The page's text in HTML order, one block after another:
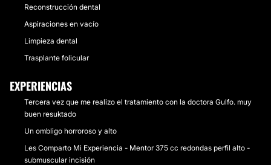
Reconstrucción dental
Aspiraciones en vacío
Limpieza dental
Trasplante folicular
EXPERIENCIAS
Tercera vez que me realizo el tratamiento con la doctora Gulfo. muy
buen resuktado
Un ombligo horroroso y alto
Les Comparto Mi Experiencia - Mentor 375 cc redondas perfil alto -
submuscular incisión